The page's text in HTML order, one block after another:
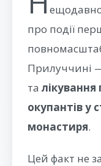
про події
Прилуччині
та лікування
окупантів у
монастиря.
Цей факт не